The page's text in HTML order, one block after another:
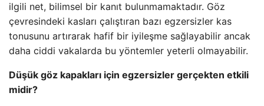
ilgili net, bilimsel bir kanıt bulunmamaktadır. Göz
çevresindeki kasları çalıştıran bazı egzersizler kas
tonusunu artırarak hafif bir iyileşme sağlayabilir ancak
daha ciddi vakalarda bu yöntemler yeterli olmayabilir.
Düşük göz kapakları için egzersizler gerçekten etkili
midir?